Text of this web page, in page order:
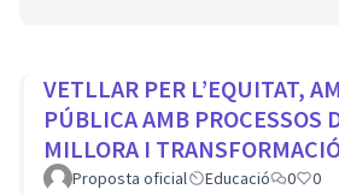
VETLLAR PER L’EQUITAT,
PÚBLICA AMB PROCESSOS
MILLORA I
PER A TOTS ELS CENTRES
Proposta oficial Educació 0 0